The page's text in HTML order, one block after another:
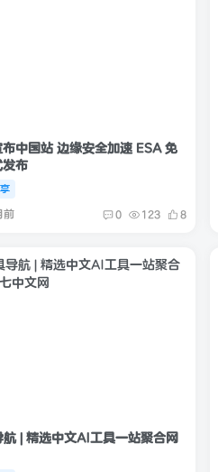
布中国站 边缘安全加速 ESA 免
布
前 0 123 8
| 精选中文AI工具一站聚合网